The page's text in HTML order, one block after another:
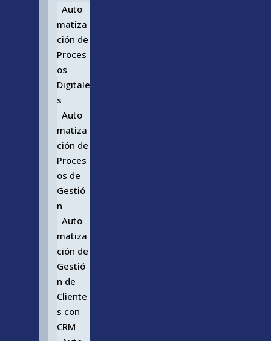
Auto
matiza
ción de
Proces
os
Digitale
s
Auto
matiza
ción de
Proces
os de
Gestió
n
Auto
matiza
ción de
Gestió
n de
Cliente
s con
CRM